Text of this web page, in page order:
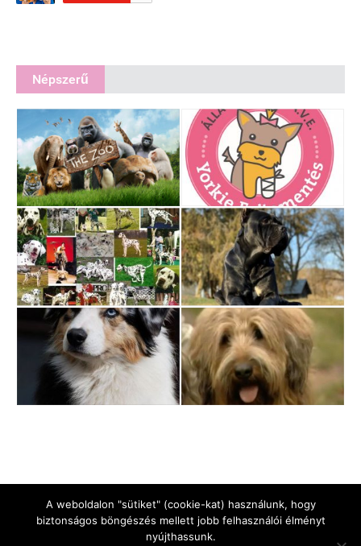
Népszerű
A weboldalon "sütiket" (cookie-kat) használunk, hogy
biztonságos böngészés mellett jobb felhasználói élményt
nyújthassunk.